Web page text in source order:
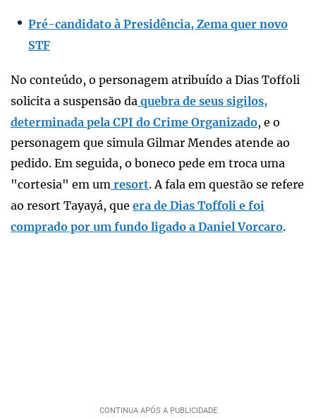
Pré-candidato à Presidência, Zema quer novo
STF
No conteúdo, o personagem atribuído a Dias Toffoli
solicita a suspensão da quebra de seus sigilos,
determinada pela CPI do Crime Organizado, e o
personagem que simula Gilmar Mendes atende ao
pedido. Em seguida, o boneco pede em troca uma
"cortesia" em um resort. A fala em questão se refere
ao resort Tayayá, que era de Dias Toffoli e foi
comprado por um fundo ligado a Daniel Vorcaro.